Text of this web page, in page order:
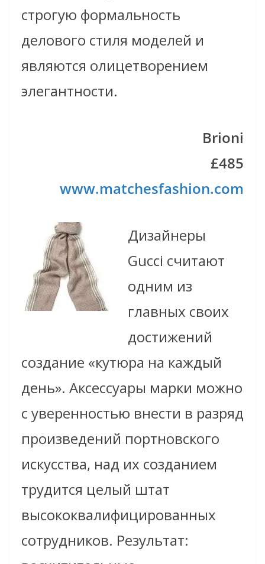
строгую формальность
делового стиля моделей и
являются олицетворением
элегантности.
Brioni
£485
www.matchesfashion.com
Дизайнеры
Gucci считают
одним из
главных своих
достижений
создание «кутюра на каждый
день». Аксессуары марки можно
с уверенностью внести в разряд
произведений портновского
искусства, над их созданием
трудится целый штат
высококвалифицированных
сотрудников. Результат: